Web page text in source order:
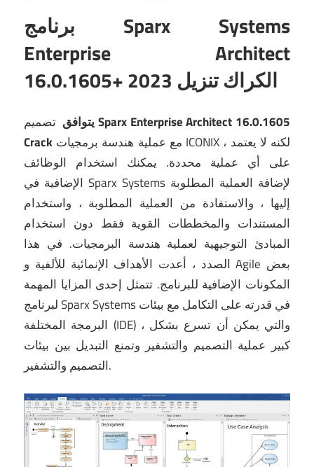
برنامج Sparx Systems
Enterprise Architect
16.0.1605+ الكراك تنزيل 2023
يتوافقتصميمSparx Enterprise Architect 16.0.1605
Crack
على أي عملية محددة. يمكنك استخدام الوظائف
الإضافية في Sparx Systems لإضافة العملية المطلوبة
إليها ، والاستفادة من العملية المطلوبة ، واستخدام
المستندات والمخططات القوية فقط دون استخدام
المبادئ التوجيهية لعملية هندسة البرمجيات. في هذا
الصدد ، أعدت الأهداف الإنمائية للألفية و Agile بعض
المكونات الإضافية للبرنامج. تتمثل إحدى المزايا المهمة
لبرنامج Sparx Systems في قدرته على التكامل مع بيئات
البرمجة المختلفة (IDE) ، والتي يمكن أن تسرع بشكل
كبير عملية التصميم والتشفير وتمنع التبديل بين بيئات
التصميم والتشفير.